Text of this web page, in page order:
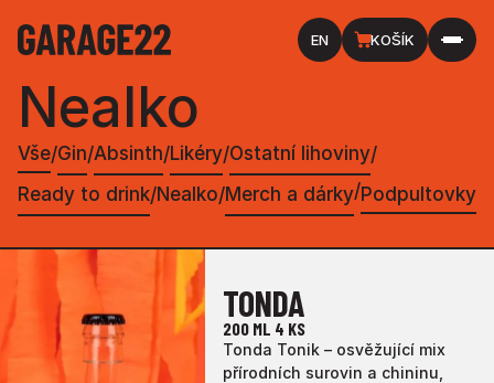
EN KOŠÍK
Nealko
Vše/Gin/Absinth/Likéry/Ostatní lihoviny/
Ready to drink/Nealko/Merch a dárky/Podpultovky
TONDA
200 ML 4 KS
Tonda Tonik – osvěžující mix
přírodních surovin a chininu,